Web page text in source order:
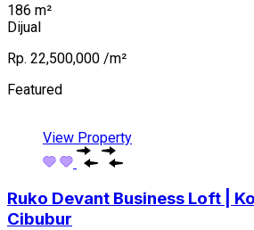
186 m²
Dijual
Rp. 22,500,000 /m²
Featured
View Property
Ruko Devant Business Loft |
Cibubur